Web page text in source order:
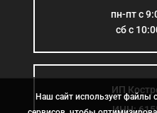
пн-пт с
сб с
ИП
ИНН:
Наш сайт использует файлы